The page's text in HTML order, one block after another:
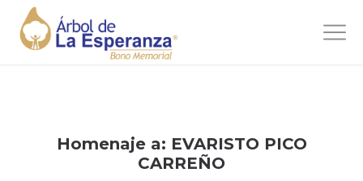
Homenaje a: EVARISTO PICO
CARREÑO